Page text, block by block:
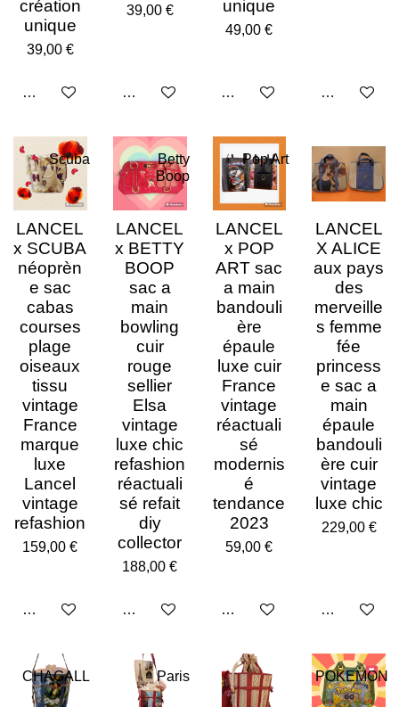
création
unique
39,00 €
Ajouter au panier
39,00 €
Ajouter au panier
unique
49,00 €
Ajouter au panierAjouter au
Scuba
LANCEL
x SCUBA
néoprèn
e sac
cabas
courses
plage
oiseaux
tissu
vintage
France
marque
luxe
Lancel
vintage
refashion
159,00 €
Ajouter au panier
Betty
Boop
LANCEL
x BETTY
BOOP
sac a
main
bowling
cuir
rouge
sellier
Elsa
vintage
luxe chic
refashion
réactuali
sé refait
diy
collector
188,00 €
Ajouter au panier
Pop Art
LANCEL
x POP
ART sac
a main
bandouli
ère
épaule
luxe cuir
France
vintage
réactuali
sé
modernis
é
tendance
2023
59,00 €
Ajouter au panier
LANCEL
X ALICE
aux pays
des
merveille
s femme
fée
princess
e sac a
main
épaule
bandouli
ère cuir
vintage
luxe chic
229,00 €
Ajouter au
CHAGALL Paris POKEMON